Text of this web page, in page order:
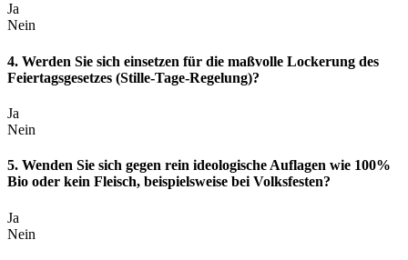
Ja
Nein
4. Werden Sie sich einsetzen für die maßvolle Lockerung des
Feiertagsgesetzes (Stille-Tage-Regelung)?
Ja
Nein
5. Wenden Sie sich gegen rein ideologische Auflagen wie 100%
Bio oder kein Fleisch, beispielsweise bei Volksfesten?
Ja
Nein